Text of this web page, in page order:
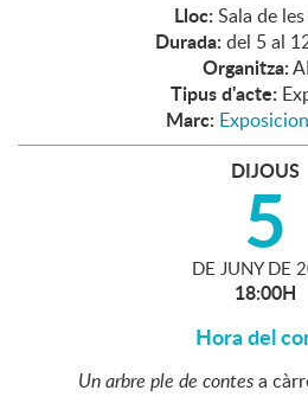
Lloc: Sala de
Durada: del 5 al
Organitza:
Tipus d'acte:
Marc:
DIJOUS
5
DE JUNY DE
18:00H
Hora del
Un arbre ple de contesa